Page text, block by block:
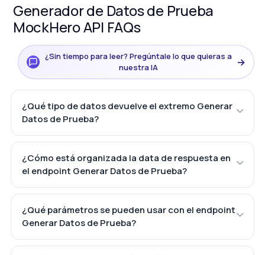
Generador de Datos de Prueba
MockHero API FAQs
¿Sin tiempo para leer? Pregúntale lo que quieras a
nuestra IA
→
¿Qué tipo de datos devuelve el extremo Generar
Datos de Prueba?
¿Cómo está organizada la data de respuesta en
el endpoint Generar Datos de Prueba?
¿Qué parámetros se pueden usar con el endpoint
Generar Datos de Prueba?